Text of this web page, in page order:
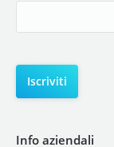
Info aziendali